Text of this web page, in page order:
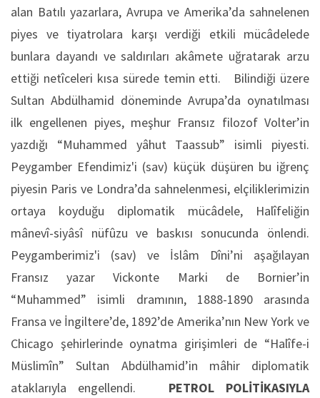
alan Batılı yazarlara, Avrupa ve Amerika’da sahnelenen
piyes ve tiyatrolara karşı verdiği etkili mücâdelede
bunlara dayandı ve saldırıları akâmete uğratarak arzu
ettiği netîceleri kısa sürede temin etti. Bilindiği üzere
Sultan Abdülhamid döneminde Avrupa’da oynatılması
ilk engellenen piyes, meşhur Fransız filozof Volter’in
yazdığı “Muhammed yâhut Taassub” isimli piyesti.
Peygamber Efendimiz'i (sav) küçük düşüren bu iğrenç
piyesin Paris ve Londra’da sahnelenmesi, elçiliklerimizin
ortaya koyduğu diplomatik mücâdele, Halîfeliğin
mânevî-siyâsî nüfûzu ve baskısı sonucunda önlendi.
Peygamberimiz'i (sav) ve İslâm Dîni’ni aşağılayan
Fransız yazar Vickonte Marki de Bornier’in
“Muhammed” isimli dramının, 1888-1890 arasında
Fransa ve İngiltere’de, 1892’de Amerika’nın New York ve
Chicago şehirlerinde oynatma girişimleri de “Halîfe-i
Müslimîn” Sultan Abdülhamid’in mâhir diplomatik
ataklarıyla engellendi. PETROL POLİTİKASIYLA